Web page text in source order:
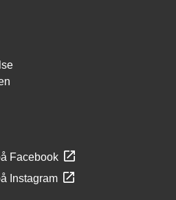
Facebook
Instagram